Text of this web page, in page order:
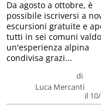
di
Luca Mercanti
il
Da agosto a ottobre, è
possibile iscriversi a
escursioni gratuite e
tutti in sei comuni
un'esperienza alpina
condivisa grazi...